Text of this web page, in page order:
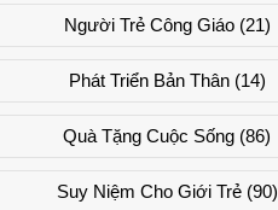
Người Trẻ Công Giáo(21)
Phát Triển Bản Thân(14)
Quà Tặng Cuộc Sống (86)
Suy Niệm Cho Giới Trẻ(90)